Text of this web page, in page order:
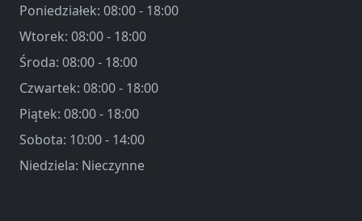
Poniedziałek: 08:00 - 18:00
Wtorek: 08:00 - 18:00
Środa: 08:00 - 18:00
Czwartek: 08:00 - 18:00
Piątek: 08:00 - 18:00
Sobota: 10:00 - 14:00
Niedziela: Nieczynne